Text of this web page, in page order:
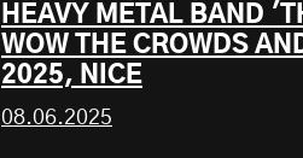
HEAVY METAL BAND
WOW THE CROWDS
2025, NICE
08.06.2025